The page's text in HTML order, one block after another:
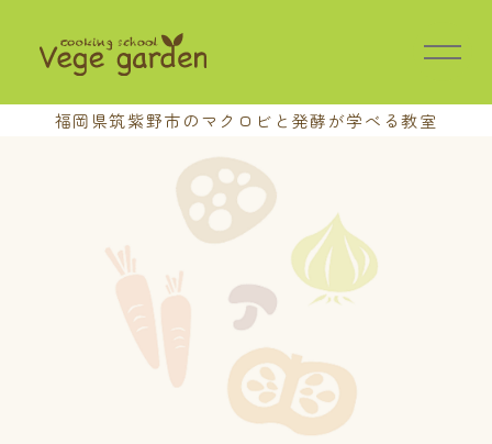
福岡県筑紫野市のマクロビと発酵が学べる教室
教室の特長
中級講座
上級講座